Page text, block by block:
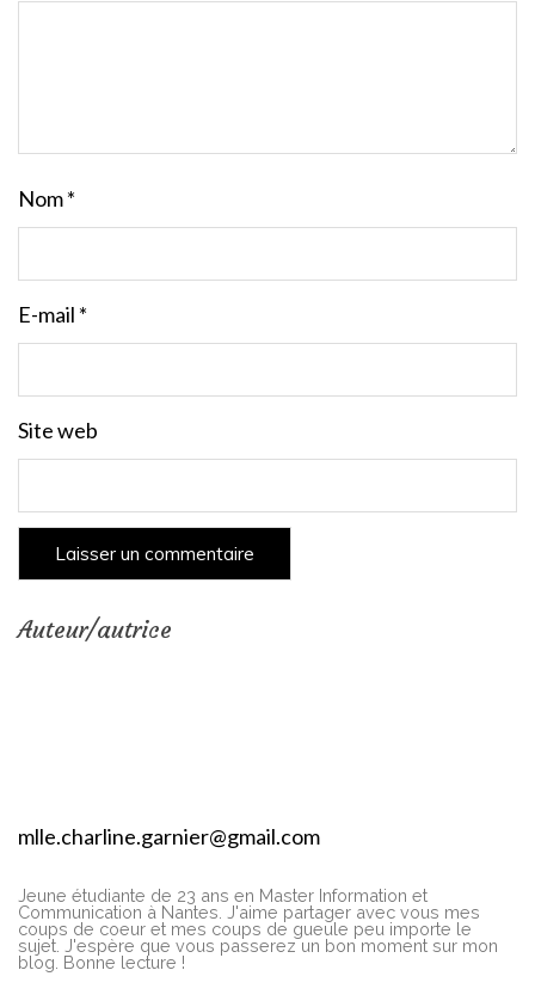
Nom*
E-mail *
Site web
Auteur/autrice
mlle.charline.garnier@gmail.com
Jeune étudiante de 23 ans en Master Information et
Communication à Nantes. J'aime partager avec vous mes
coups de coeur et mes coups de gueule peu importe le
sujet. J'espère que vous passerez un bon moment sur mon
blog. Bonne lecture !